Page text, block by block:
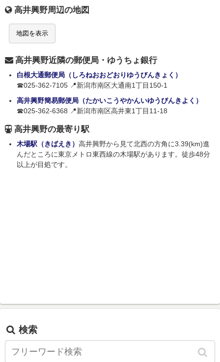
高井興野周辺の地図
地図を表示
高井興野近隣の郵便局・ゆうちょ銀行
白根大通郵便局（しろねおおどおりゆうびんきょく）
☎025-362-7105 📍新潟市南区大通南1丁目150-1
高井興野簡易郵便局（たかいこうやかんいゆうびんきよく）
☎025-362-6368 📍新潟市南区高井東1丁目11-18
高井興野の最寄り駅
木場駅（きばえき） 高井興野から見て北西の方角に3.39(km)進
んだところに東京メトロ東西線の木場駅があります。徒歩48分
以上が目処です。
検索